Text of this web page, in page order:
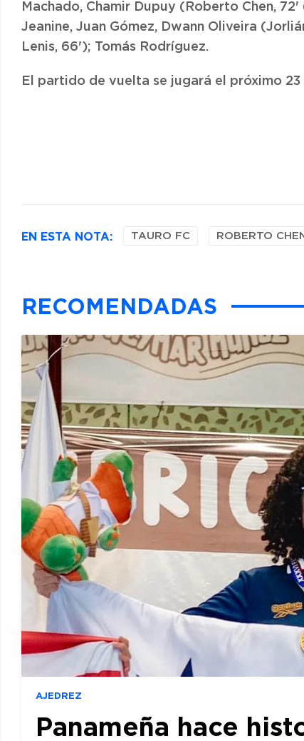
Machado, Chamir Dupuy (Roberto Chen,
Jeanine, Juan Gómez, Dwann Oliveira
Lenis, 66'); Tomás Rodríguez.
El partido de vuelta se jugará el próximo
EN ESTA NOTA: TAURO FC ROBERTO
RECOMENDADAS
AJEDREZ
Panameña hace